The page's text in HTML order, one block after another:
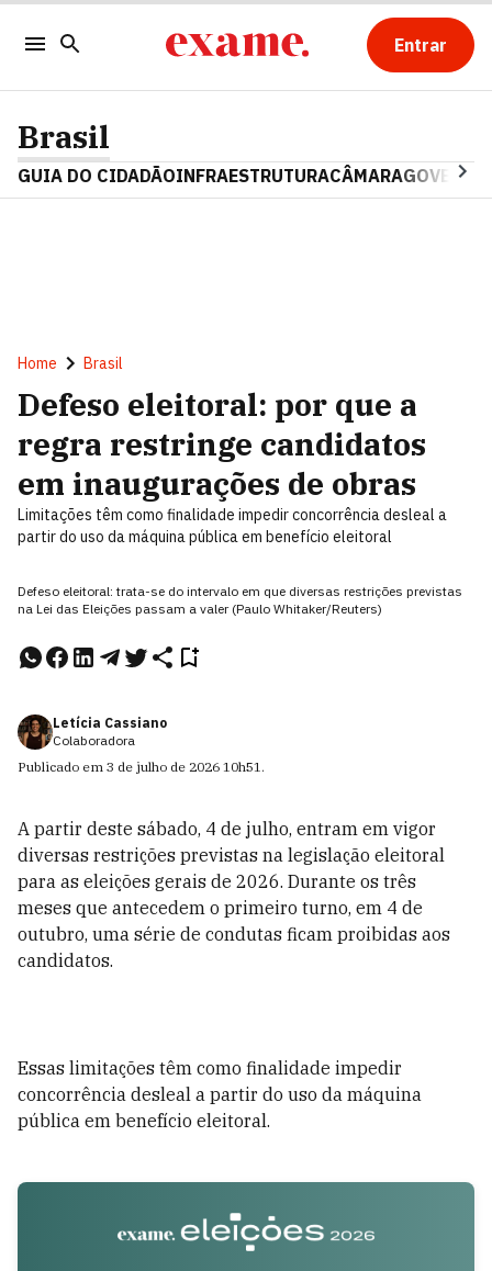
Entrar
Brasil
GUIA DO CIDADÃOINFRAESTRUTURACÂMARAGOVERNO
Home Brasil
Defeso eleitoral: por que a
regra restringe candidatos
em inaugurações de obras
Limitações têm como finalidade impedir concorrência desleal a
partir do uso da máquina pública em benefício eleitoral
Defeso eleitoral: trata-se do intervalo em que diversas restrições previstas
na Lei das Eleições passam a valer (Paulo Whitaker/Reuters)
Letícia Cassiano
Colaboradora
Publicado em 3 de julho de 2026 10h51.
A partir deste sábado, 4 de julho, entram em vigor
diversas restrições previstas na legislação eleitoral
para as eleições gerais de 2026. Durante os três
meses que antecedem o primeiro turno, em 4 de
outubro, uma série de condutas ficam proibidas aos
candidatos.
Essas limitações têm como finalidade impedir
concorrência desleal a partir do uso da máquina
pública em benefício eleitoral.